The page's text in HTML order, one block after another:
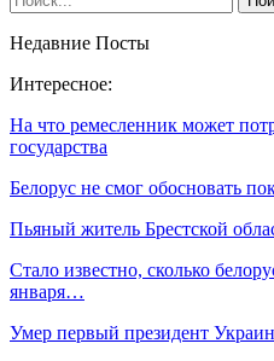
Недавние Посты
Интересное:
На что ремесленник может
государства
Белорус не смог обосновать
Пьяный житель Брестской
Стало известно, сколько
января…
Умер первый президент